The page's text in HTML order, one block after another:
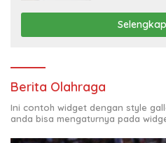
Berita Olahraga
Ini contoh widget dengan style
anda bisa mengaturnya pada